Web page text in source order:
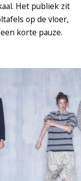
Het publiek zit
op de vloer,
korte pauze.